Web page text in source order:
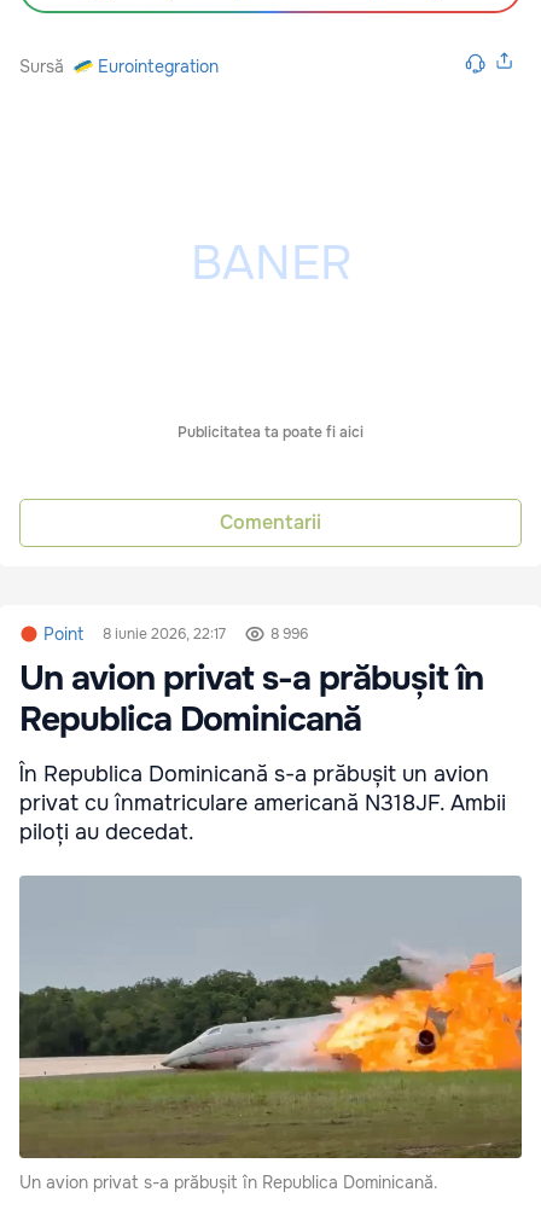
Sursă Eurointegration
Publicitatea ta poate fi aici
Comentarii
Point 8 iunie 2026, 22:17 8 996
Un avion privat s-a prăbușit în
Republica Dominicană
În Republica Dominicană s-a prăbușit un avion
privat cu înmatriculare americană N318JF. Ambii
piloți au decedat.
Un avion privat s-a prăbușit în Republica Dominicană.